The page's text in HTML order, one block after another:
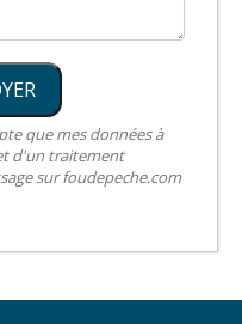
que mes données à
d'un traitement
sur foudepeche.com